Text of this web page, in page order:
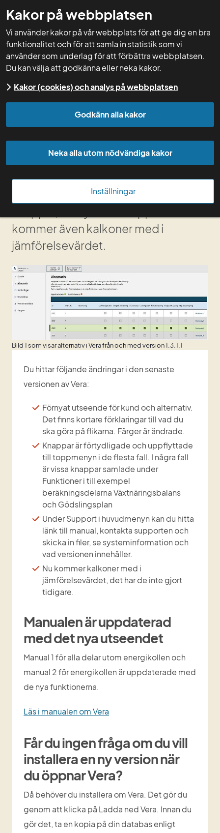
Kakor på webbplatsen
Vi använder kakor på vår webbplats för att ge dig en bra
funktionalitet och för att samla in statistik som vi
använder som underlag för att förbättra webbplatsen.
Du kan välja att godkänna eller neka kakor.
Kakor (cookies) och analys på webbplatsen
Godkänn alla kakor
Neka alla utom nödvändiga kakor
Inställningar
GNW-adm
Start
Ny version av Vera
1.3.1.1 tillgänglig
I den nya versionen av Vera, 1.3.1.1, har
vi gjort stora förändringar av
utseendet på kund, alternativ,
kommer även kalkoner med i
jämförelsevärdet.
Bild 1 som visar alternativ i Vera från och med version 1.3.1.1
Du hittar följande ändringar i den senaste
versionen av Vera:
Förnyat utseende för kund och alternativ.
Det finns kortare förklaringar till vad du
ska göra på flikarna. Färger är ändrade.
Knappar är förtydligade och uppflyttade
till toppmenyn i de flesta fall. I några fall
är vissa knappar samlade under
Funktioner i till exempel
beräkningsdelarna Växtnäringsbalans
och Gödslingsplan
Under Support i huvudmenyn kan du hitta
länk till manual, kontakta supporten och
skicka in filer, se systeminformation och
vad versionen innehåller.
Nu kommer kalkoner med i
jämförelsevärdet, det har de inte gjort
tidigare.
Manualen är uppdaterad
med det nya utseendet
Manual 1 för alla delar utom energikollen och
manual 2 för energikollen är uppdaterade med
de nya funktionerna.
Läs i manualen om Vera
Får du ingen fråga om du vill
installera en ny version när
du öppnar Vera?
Då behöver du installera om Vera. Det gör du
genom att klicka på Ladda ned Vera. Innan du
gör det, ta en kopia på din databas enligt